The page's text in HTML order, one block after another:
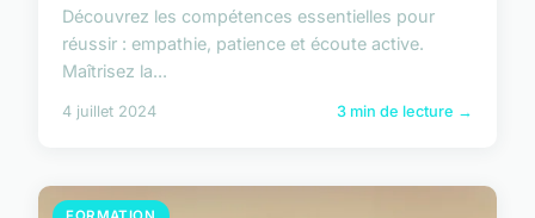
Découvrez les compétences essentielles pour
réussir : empathie, patience et écoute active.
Maîtrisez la...
4 juillet 2024 3 min de lecture →